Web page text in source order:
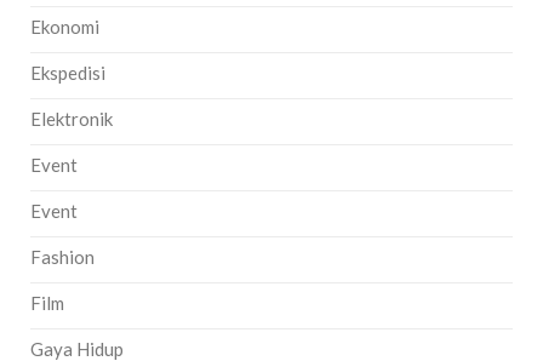
Ekonomi
Ekspedisi
Elektronik
Event
Event
Fashion
Film
Gaya Hidup